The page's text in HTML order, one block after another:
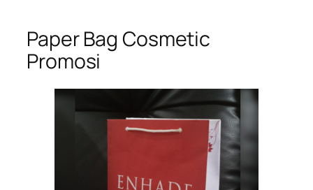
Paper Bag Cosmetic
Promosi